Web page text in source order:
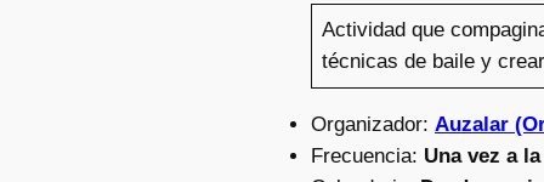
Actividad que
técnicas de baile y
Organizador: Auzalar
Frecuencia: Una vez a